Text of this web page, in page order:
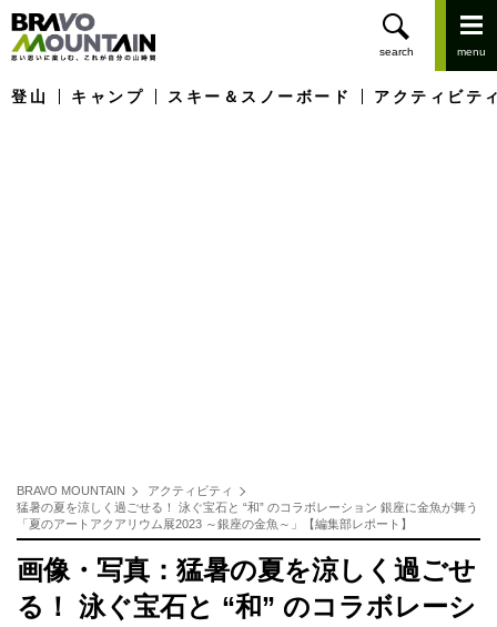
登山 キャンプ スキー＆スノーボード アクティビテ
BRAVO MOUNTAIN
アクティビティ
猛暑の夏を涼しく過ごせる！ 泳ぐ宝石と “和” のコラボレーション 銀座に金魚が舞う
「夏のアートアクアリウム展2023 ～銀座の金魚～」【編集部レポート】
画像・写真：猛暑の夏を涼しく過ごせ
る！ 泳ぐ宝石と “和” のコラボレーシ